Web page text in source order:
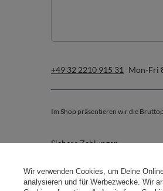
+49 32 2210 915 31 Mon-Fri
Im Shop präsentieren wir die
Sichere Zahlungen
Wir verwenden Cookies, um Deine
analysieren und für Werbezwecke. Wir